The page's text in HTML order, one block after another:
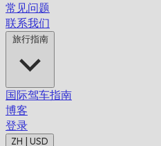
常见问题
联系我们
旅行指南
国际驾车指南
博客
登录
ZH | USD